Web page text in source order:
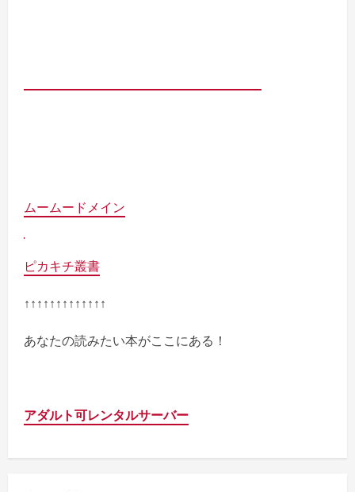
ムームードメイン
ピカキチ叢書
↑↑↑↑↑↑↑↑↑↑↑↑↑
あなたの読みたい本がここにある！
アダルト可レンタルサーバー